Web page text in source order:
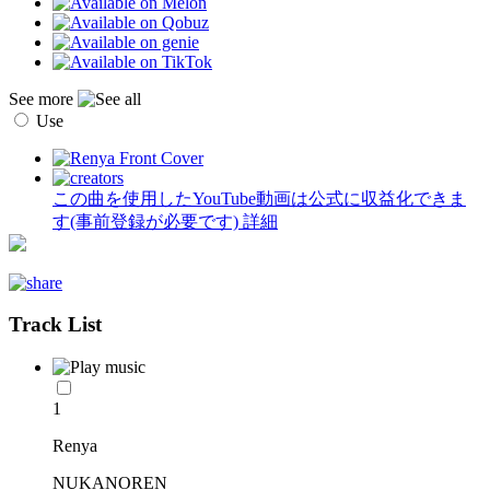
See more
Use
この曲を使用したYouTube動画は公式に収益化できま
す(事前登録が必要です) 詳細
Track List
1
Renya
NUKANOREN